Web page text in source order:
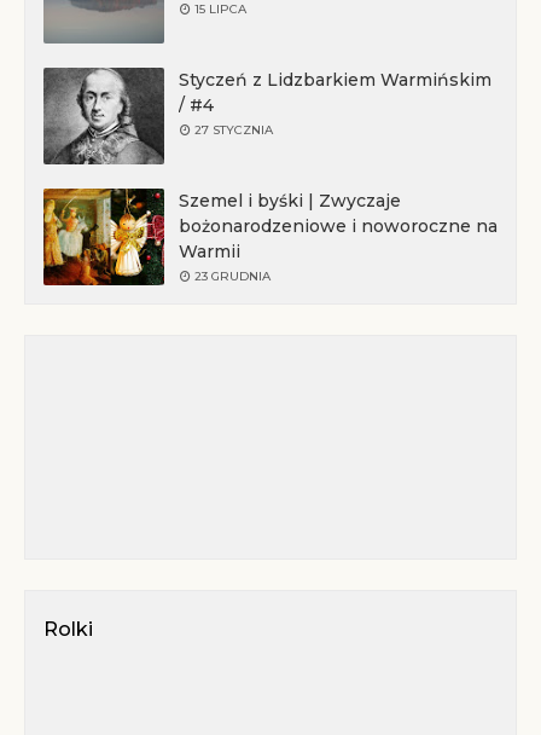
15 LIPCA
Styczeń z Lidzbarkiem Warmińskim
/ #4
27 STYCZNIA
Szemel i byśki | Zwyczaje
bożonarodzeniowe i noworoczne na
Warmii
23 GRUDNIA
Rolki